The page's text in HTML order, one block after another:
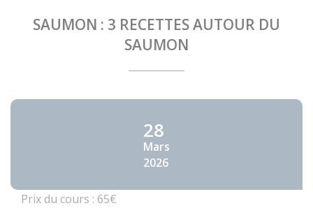
SAUMON : 3 RECETTES AUTOUR DU
SAUMON
28
Mars
2026
Prix du cours : 65€